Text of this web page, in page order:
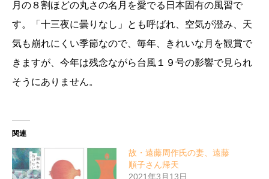
月の８割ほどの丸さの名月を愛でる日本固有の風習で
す。「十三夜に曇りなし」とも呼ばれ、空気が澄み、天
気も崩れにくい季節なので、毎年、きれいな月を観賞で
きますが、今年は残念ながら台風１９号の影響で見られ
そうにありません。
関連
故・遠藤周作氏の妻、遠藤
順子さん帰天
2021年3月13日